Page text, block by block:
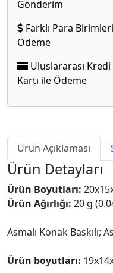
Gönderim
Farklı Para
Ödeme
Uluslararası Kredi
Kartı ile Ödeme
Ürün Açıklaması
Ürün Detayları
Ürün Boyutları:
Ürün Ağırlığı: 20 g
Asmalı Konak Baskılı;
Ürün boyutları: